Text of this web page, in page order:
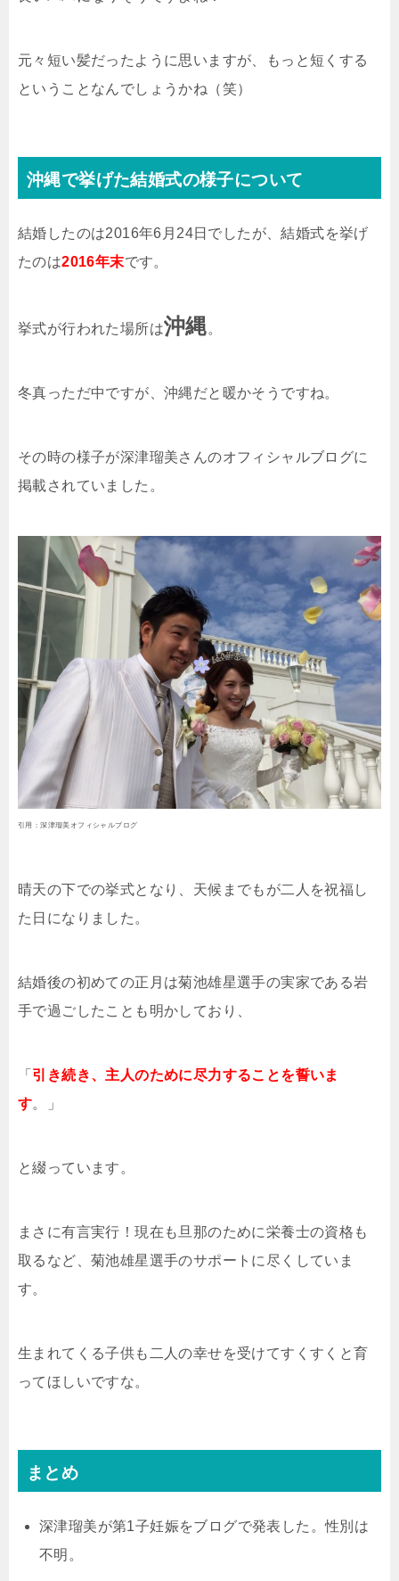
元々短い髪だったように思いますが、もっと短くする
ということなんでしょうかね（笑）
沖縄で挙げた結婚式の様子について
結婚したのは2016年6月24日でしたが、結婚式を挙げ
たのは2016年末です。
挙式が行われた場所は沖縄。
冬真っただ中ですが、沖縄だと暖かそうですね。
その時の様子が深津瑠美さんのオフィシャルブログに
掲載されていました。
引用：深津瑠美オフィシャルブログ
晴天の下での挙式となり、天候までもが二人を祝福し
た日になりました。
結婚後の初めての正月は菊池雄星選手の実家である岩
手で過ごしたことも明かしており、
「 引き続き、主人のために尽力することを誓いま
す。 」
と綴っています。
まさに有言実行！現在も旦那のために栄養士の資格も
取るなど、菊池雄星選手のサポートに尽くしていま
す。
生まれてくる子供も二人の幸せを受けてすくすくと育
ってほしいですな。
まとめ
深津瑠美が第1子妊娠をブログで発表した。性別は
不明。